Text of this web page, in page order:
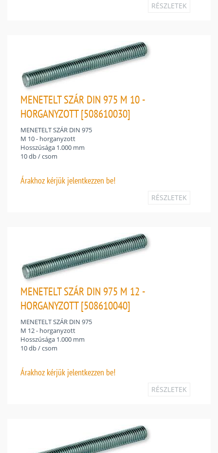
RÉSZLETEK
MENETELT SZÁR DIN 975 M 10 -
HORGANYZOTT [508610030]
MENETELT SZÁR DIN 975
M 10 - horganyzott
Hosszúsága 1.000 mm
10 db / csom
Árakhoz kérjük jelentkezzen be!
RÉSZLETEK
MENETELT SZÁR DIN 975 M 12 -
HORGANYZOTT [508610040]
MENETELT SZÁR DIN 975
M 12 - horganyzott
Hosszúsága 1.000 mm
10 db / csom
Árakhoz kérjük jelentkezzen be!
RÉSZLETEK